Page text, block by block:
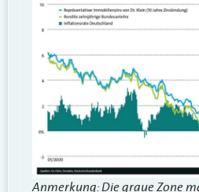
Anmerkung: Die graue Zone